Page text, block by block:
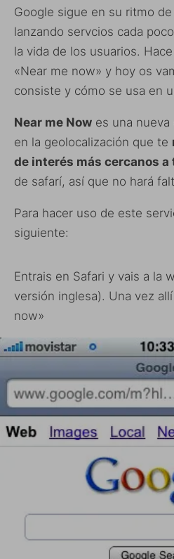
Google sigue en su ritmo
lanzando servcios cada
la vida de los usuarios.
«Near me now» y hoy os
consiste y cómo se usa en
Near me Now es una nueva
en la geolocalización que te
de interés más cercanos a
de safarí, así que no hará
Para hacer uso de este
siguiente:
Entrais en Safari y vais a la
versión inglesa). Una vez
now»